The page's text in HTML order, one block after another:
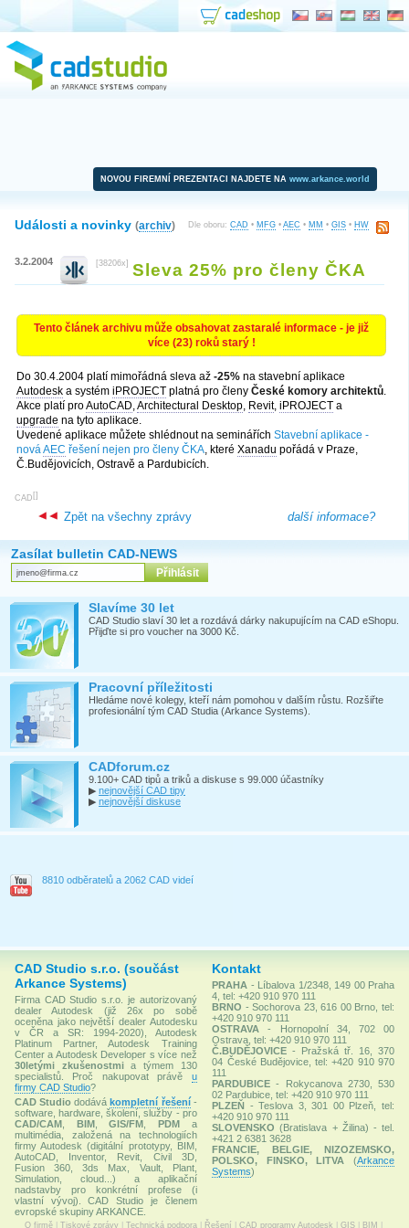
NOVOU FIREMNÍ PREZENTACI NAJDETE NA www.arkance.world
Dle oboru: CAD • MFG • AEC • MM • GIS • HW
Události a novinky (archiv)
3.2.2004 [38206x] Sleva 25% pro členy ČKA
Tento článek archivu může obsahovat zastaralé informace - je již
více (23) roků starý !
Do 30.4.2004 platí mimořádná sleva až -25% na stavební aplikace
Autodesk a systém iPROJECT platná pro členy České komory architektů.
Akce platí proAutoCAD,Architectural Desktop, Revit, iPROJECT a
upgrade na tyto aplikace.
Uvedené aplikace můžete shlédnout na seminářích Stavební aplikace -
nováAEC řešení nejen pro členy ČKA, které Xanadu pořádá v Praze,
Č.Budějovicích, Ostravě a Pardubicích.
[
CAD ]
další informace?
Zpět na všechny zprávy
Zasílat bulletin CAD-NEWS
Slavíme 30 let
CAD Studio slaví 30 let a rozdává dárky nakupujícím na CAD eShopu.
Přijďte si pro voucher na 3000 Kč.
Pracovní příležitosti
Hledáme nové kolegy, kteří nám pomohou v dalším růstu. Rozšiřte
profesionální tým CAD Studia (Arkance Systems).
CADforum.cz
9.100+ CAD tipů a triků a diskuse s 99.000 účastníky
▶ nejnovější CAD tipy
▶ nejnovější diskuse
8810 odběratelů a 2062 CAD videí
CAD Studio s.r.o. (součást
Arkance Systems)
Firma CAD Studio s.r.o. je autorizovaný
dealer Autodesk (již 26x po sobě
oceněna jako největší dealer Autodesku
v ČR a SR: 1994-2020), Autodesk
Platinum Partner, Autodesk Training
Center a Autodesk Developer s více než
30letými zkušenostmia týmem 130
specialistů. Proč nakupovat právě u
firmy CAD Studio?
CAD Studio dodávákompletní řešení-
software, hardware, školení, služby - pro
CAD/CAM
BIM,GIS/FM ,PDM a
multimédia, založená na technologiích
firmy Autodesk (digitální prototypy, BIM,
AutoCAD, Inventor, Revit, Civil 3D,
Fusion 360, 3ds Max, Vault, Plant,
Simulation, cloud...) a aplikační
nadstavby pro konkrétní profese (i
vlastní vývoj). CAD Studio je členem
evropské skupiny ARKANCE.
Kontakt
PRAHA - Líbalova 1/2348, 149 00 Praha
4, tel: +420 910 970 111
BRNO - Sochorova 23, 616 00 Brno, tel:
+420 910 970 111
OSTRAVA
- Hornopolní 34, 702 00
Ostrava, tel: +420 910 970 111
Č.BUDĚJOVICE - Pražská tř. 16, 370
04 České Budějovice, tel: +420 910 970
111
PARDUBICE - Rokycanova 2730, 530
02 Pardubice, tel: +420 910 970 111
PLZEŇ - Teslova 3, 301 00 Plzeň, tel:
+420 910 970 111
SLOVENSKO (Bratislava + Žilina) - tel.
+421 2 6381 3628
FRANCIE, BELGIE, NIZOZEMSKO,
POLSKO, FINSKO, LITVA
(Arkance
Systems)
O firmě Tiskové zprávy Technická podpora Řešení CAD programy Autodesk GIS BIM